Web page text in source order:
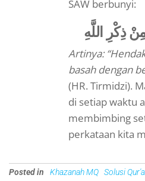
SAW berbunyi:
ذِكْرِ اللَّهِ
Artinya:
basah dengan
(HR. Tirmidzi).
di setiap waktu
membimbing
perkataan kita
Posted in Khazanah MQ Solusi